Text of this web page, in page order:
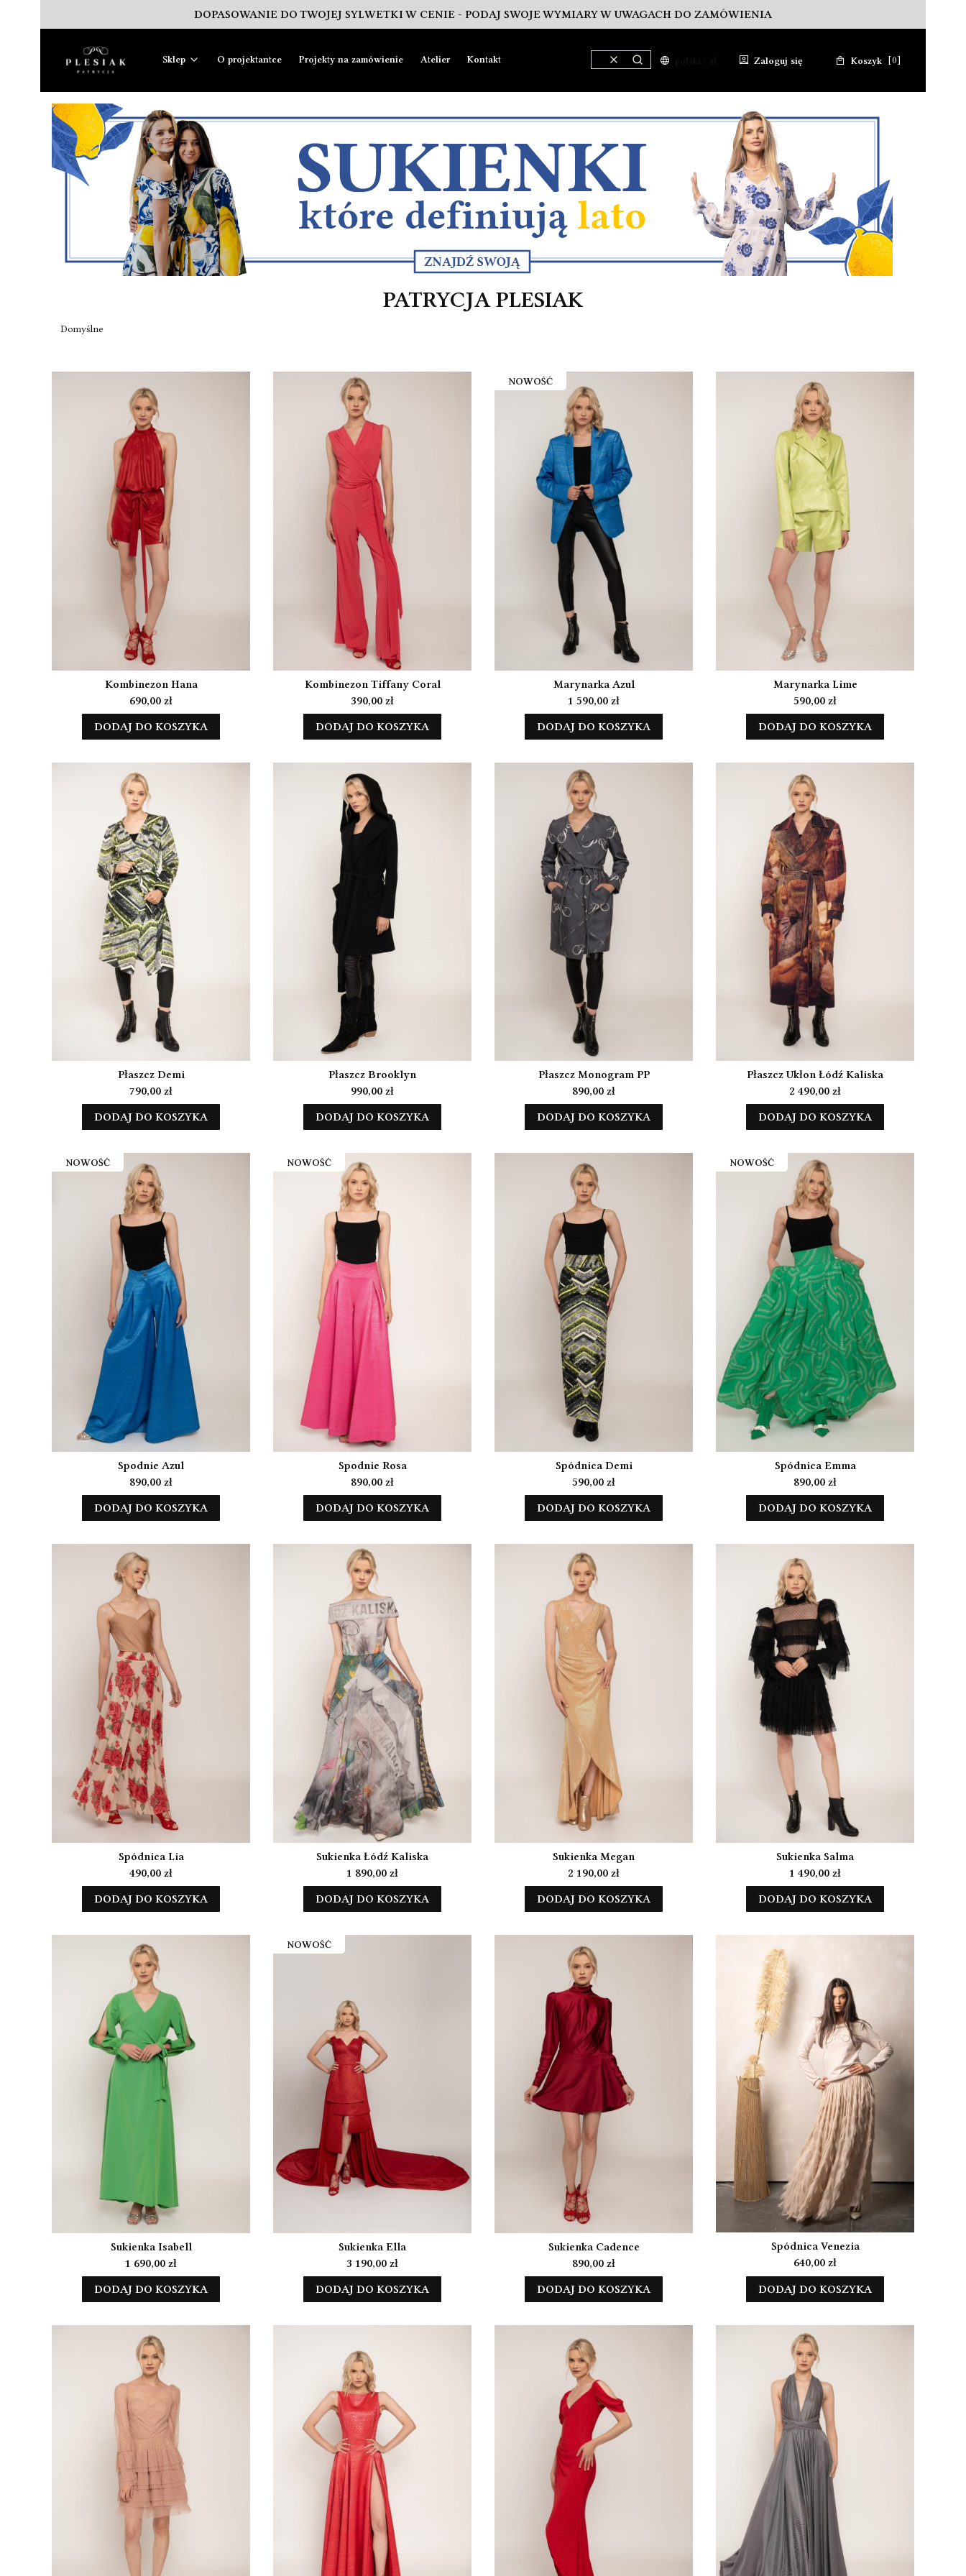
DOPASOWANIE DO TWOJEJ SYLWETKI W CENIE - PODAJ SWOJE WYMIARY W UWAGACH DO ZAMÓWIENIA
Sklep O projektantce Projekty na zamówienie Atelier Kontakt
WyczyśćSzukaj Zaloguj się Produkty w koszyku: 0.
Koszyk
PATRYCJA PLESIAK
Lista produktów
Domyślne
Kombinezon Hana
Cena
690,00 zł
DODAJ DO KOSZYKA
Kombinezon Tiffany Coral
Cena
390,00 zł
DODAJ DO KOSZYKA
NOWOŚĆ
Marynarka Azul
Cena
1 590,00 zł
DODAJ DO KOSZYKA
Marynarka Lime
Cena
590,00 zł
DODAJ DO KOSZYKA
Płaszcz Demi
Cena
790,00 zł
DODAJ DO KOSZYKA
Płaszcz Brooklyn
Cena
990,00 zł
DODAJ DO KOSZYKA
Płaszcz Monogram PP
Cena
890,00 zł
DODAJ DO KOSZYKA
Płaszcz Ukłon Łódź Kaliska
Cena
2 490,00 zł
DODAJ DO KOSZYKA
NOWOŚĆ
Spodnie Azul
Cena
890,00 zł
DODAJ DO KOSZYKA
NOWOŚĆ
Spodnie Rosa
Cena
890,00 zł
DODAJ DO KOSZYKA
Spódnica Demi
Cena
590,00 zł
DODAJ DO KOSZYKA
NOWOŚĆ
Spódnica Emma
Cena
890,00 zł
DODAJ DO KOSZYKA
Spódnica Lia
Cena
490,00 zł
DODAJ DO KOSZYKA
Sukienka Łódź Kaliska
Cena
1 890,00 zł
DODAJ DO KOSZYKA
Sukienka Megan
Cena
2 190,00 zł
DODAJ DO KOSZYKA
Sukienka Salma
Cena
1 490,00 zł
DODAJ DO KOSZYKA
Sukienka Isabell
Cena
1 690,00 zł
DODAJ DO KOSZYKA
NOWOŚĆ
Sukienka Ella
Cena
3 190,00 zł
DODAJ DO KOSZYKA
Sukienka Cadence
Cena
890,00 zł
DODAJ DO KOSZYKA
Spódnica Venezia
Cena
640,00 zł
DODAJ DO KOSZYKA